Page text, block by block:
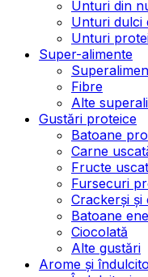
Unturi din
Unturi dulci
Unturi
Super-alimente
Fibre
Alte
Gustări proteice
Batoane
Carne
Fructe
Fursecuri
Crackerși
Batoane
Ciocolată
Alte gustări
Arome și